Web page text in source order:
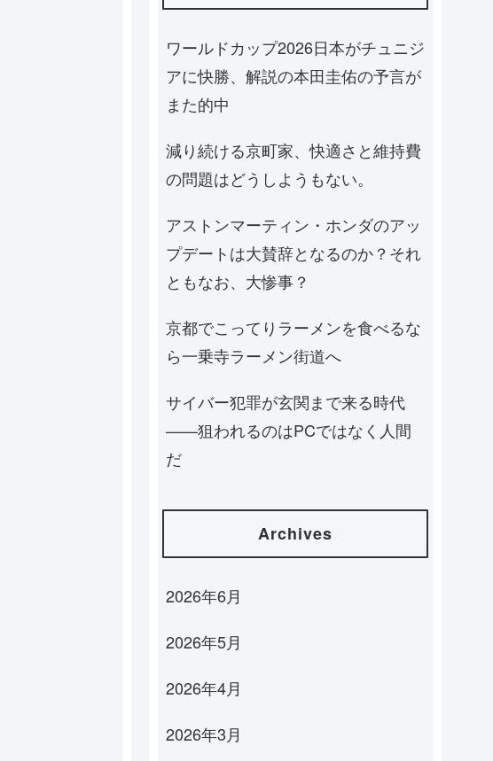
ワールドカップ2026日本がチュニジ
アに快勝、解説の本田圭佑の予言が
また的中
減り続ける京町家、快適さと維持費
の問題はどうしようもない。
アストンマーティン・ホンダのアッ
プデートは大賛辞となるのか？それ
ともなお、大惨事？
京都でこってりラーメンを食べるな
ら一乗寺ラーメン街道へ
サイバー犯罪が玄関まで来る時代
——狙われるのはPCではなく人間
だ
Archives
2026年6月
2026年5月
2026年4月
2026年3月